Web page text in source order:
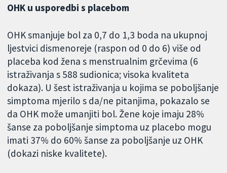
OHK u usporedbi s placebom
OHK smanjuje bol za 0,7 do 1,3 boda na ukupnoj
ljestvici dismenoreje (raspon od 0 do 6) više od
placeba kod žena s menstrualnim grčevima (6
istraživanja s 588 sudionica; visoka kvaliteta
dokaza). U šest istraživanja u kojima se poboljšanje
simptoma mjerilo s da/ne pitanjima, pokazalo se
da OHK može umanjiti bol. Žene koje imaju 28%
šanse za poboljšanje simptoma uz placebo mogu
imati 37% do 60% šanse za poboljšanje uz OHK
(dokazi niske kvalitete).